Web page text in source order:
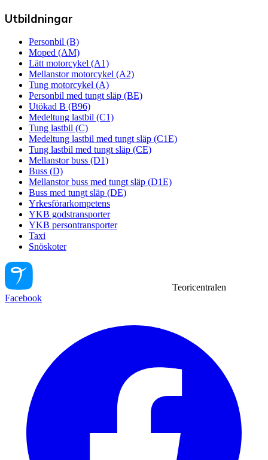
Utbildningar
Personbil (B)
Moped (AM)
Lätt motorcykel (A1)
Mellanstor motorcykel (A2)
Tung motorcykel (A)
Personbil med tungt släp (BE)
Utökad B (B96)
Medeltung lastbil (C1)
Tung lastbil (C)
Medeltung lastbil med tungt släp (C1E)
Tung lastbil med tungt släp (CE)
Mellanstor buss (D1)
Buss (D)
Mellanstor buss med tungt släp (D1E)
Buss med tungt släp (DE)
Yrkesförarkompetens
YKB godstransporter
YKB persontransporter
Taxi
Snöskoter
Teoricentralen
Facebook